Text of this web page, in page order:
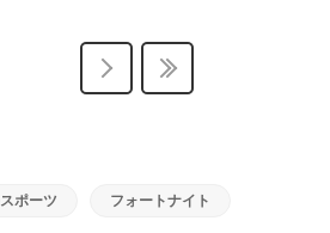
ポーツ フォートナイト